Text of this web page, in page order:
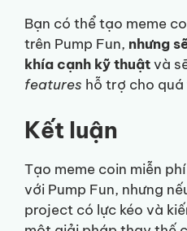
Bạn có thể tạo meme
trên Pump Fun, nhưng
khía cạnh kỹ thuậtvà
features hỗ trợ cho
Kết luận
Tạo meme coin miễn
với Pump Fun, nhưng
project có lực kéo và